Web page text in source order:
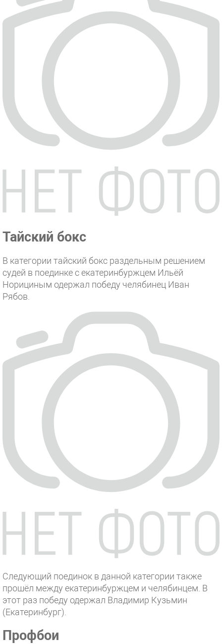
Тайский бокс
В категории тайский бокс раздельным решением
судей в поединке с екатеринбуржцем Ильёй
Норициным одержал победу челябинец Иван
Рябов.
Следующий поединок в данной категории также
прошёл между екатеринбуржцем и челябинцем. В
этот раз победу одержал Владимир Кузьмин
(Екатеринбург).
Профбои